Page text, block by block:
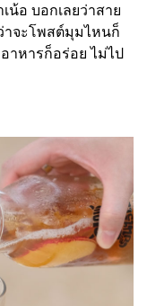
น้อ บอกเลยว่าสาย
าจะโพสต์มุมไหนก็
าหารก็อร่อย ไม่ไป